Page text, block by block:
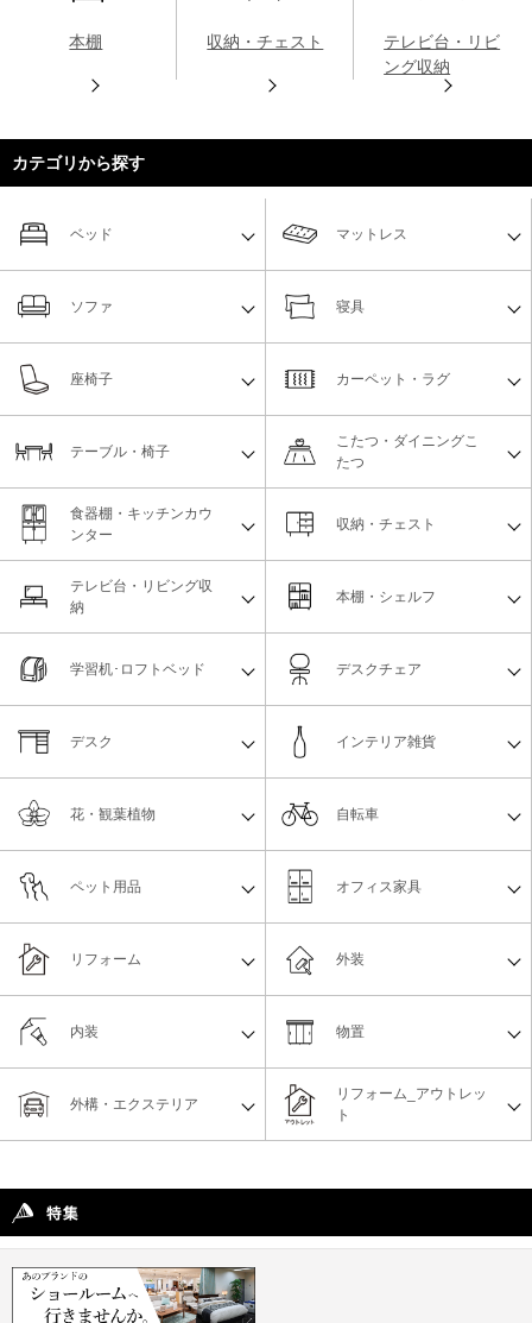
本棚 収納・チェスト
テレビ台・リビ
ング収納
カテゴリから探す
ベッド マットレス
ソファ 寝具
座椅子 カーペット・ラグ
テーブル・椅子
こたつ・ダイニングこ
たつ
食器棚・キッチンカウ
ンター
収納・チェスト
テレビ台・リビング収
納
本棚・シェルフ
学習机･ロフトベッド デスクチェア
デスク インテリア雑貨
花・観葉植物 自転車
ペット用品 オフィス家具
リフォーム
リフォーム_アウトレッ
ト
物置
外構・エクステリア
外装
内装